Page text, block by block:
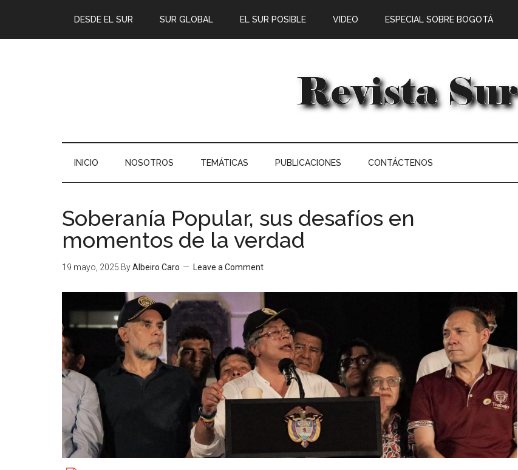
DESDE EL SUR SUR GLOBAL EL SUR POSIBLE VIDEO ESPECIAL SOBRE BOGOTÁ
INICIO NOSOTROS TEMÁTICAS PUBLICACIONES CONTÁCTENOS
Soberanía Popular, sus desafíos en
momentos de la verdad
19 mayo, 2025 ByAlbeiro Caro Leave a Comment